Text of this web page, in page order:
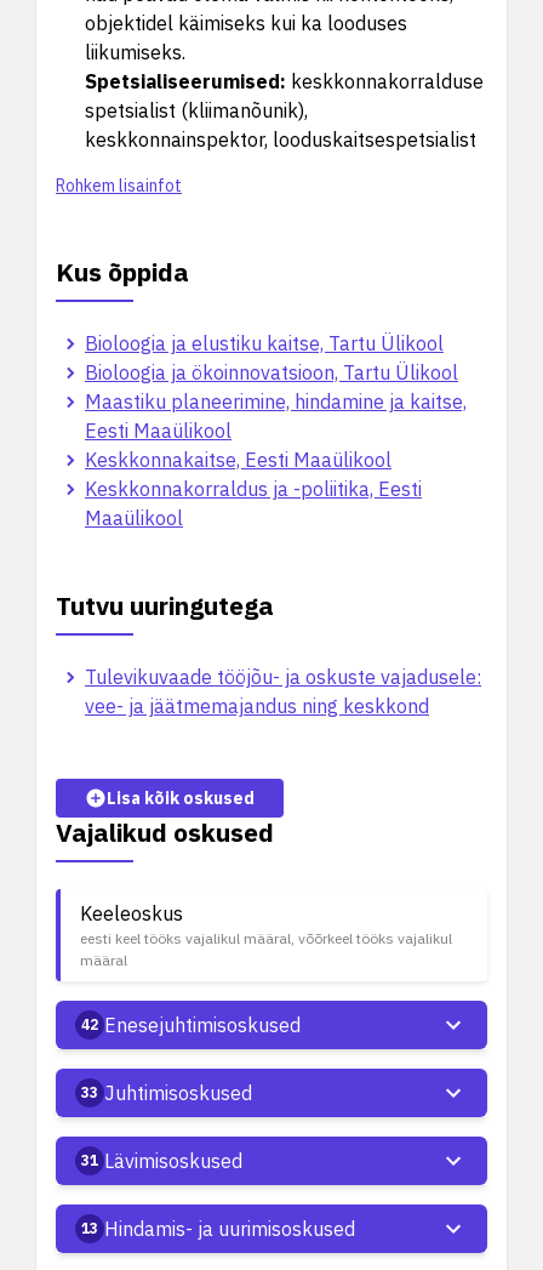
objektidel käimiseks kui ka looduses
liikumiseks.
Spetsialiseerumised: keskkonnakorralduse
spetsialist (kliimanõunik),
keskkonnainspektor, looduskaitsespetsialist
Rohkem lisainfot
Kus õppida
Bioloogia ja elustiku kaitse, Tartu Ülikool
Bioloogia ja ökoinnovatsioon, Tartu Ülikool
Maastiku planeerimine, hindamine ja kaitse,
Eesti Maaülikool
Keskkonnakaitse, Eesti Maaülikool
Keskkonnakorraldus ja -poliitika, Eesti
Maaülikool
Tutvu uuringutega
Tulevikuvaade tööjõu- ja oskuste vajadusele:
vee- ja jäätmemajandus ning keskkond
Vajalikud oskused
Lisa kõik oskused
Keeleoskus
eesti keel tööks vajalikul määral, võõrkeel tööks vajalikul
määral
42 Enesejuhtimisoskused
33 Juhtimisoskused
31 Lävimisoskused
13 Hindamis- ja uurimisoskused